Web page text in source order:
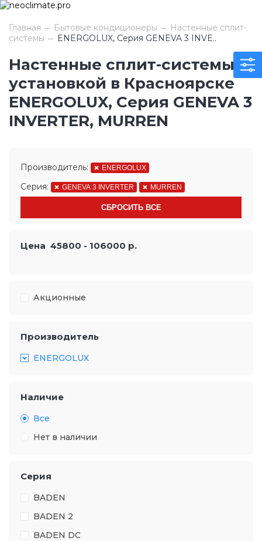
Главная Бытовые кондиционеры
Настенные сплит-
системы
ENERGOLUX, Серия GENEVA 3 INVE..
Настенные сплит-системы с
установкой в Красноярске
ENERGOLUX, Серия GENEVA 3
INVERTER, MURREN
Производитель: ENERGOLUX
Серия: GENEVA 3 INVERTER MURREN
СБРОСИТЬ ВСЕ
Цена 45800 - 106000 р.
Акционные
Производитель
ENERGOLUX
Наличие
Все
Нет в наличии
Серия
BADEN
BADEN 2
BADEN DC